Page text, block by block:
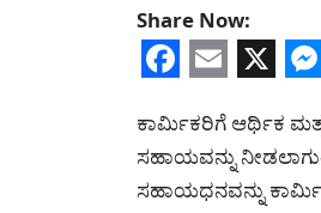
Share Now:
ಕಾರ್ಮಿಕರಿಗೆ ಆರ್ಥಿಕ
ಸಹಾಯವನ್ನು
ಸಹಾಯಧನವನ್ನು